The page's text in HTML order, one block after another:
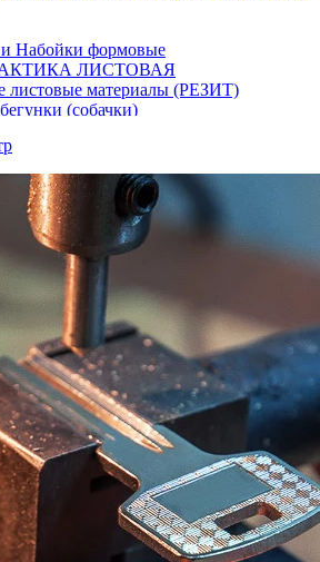
Набойки формовые
ЛИСТОВАЯ
листовые материалы (РЕЗИТ)
(собачки)
шило,крючки.
для обуви
ремня